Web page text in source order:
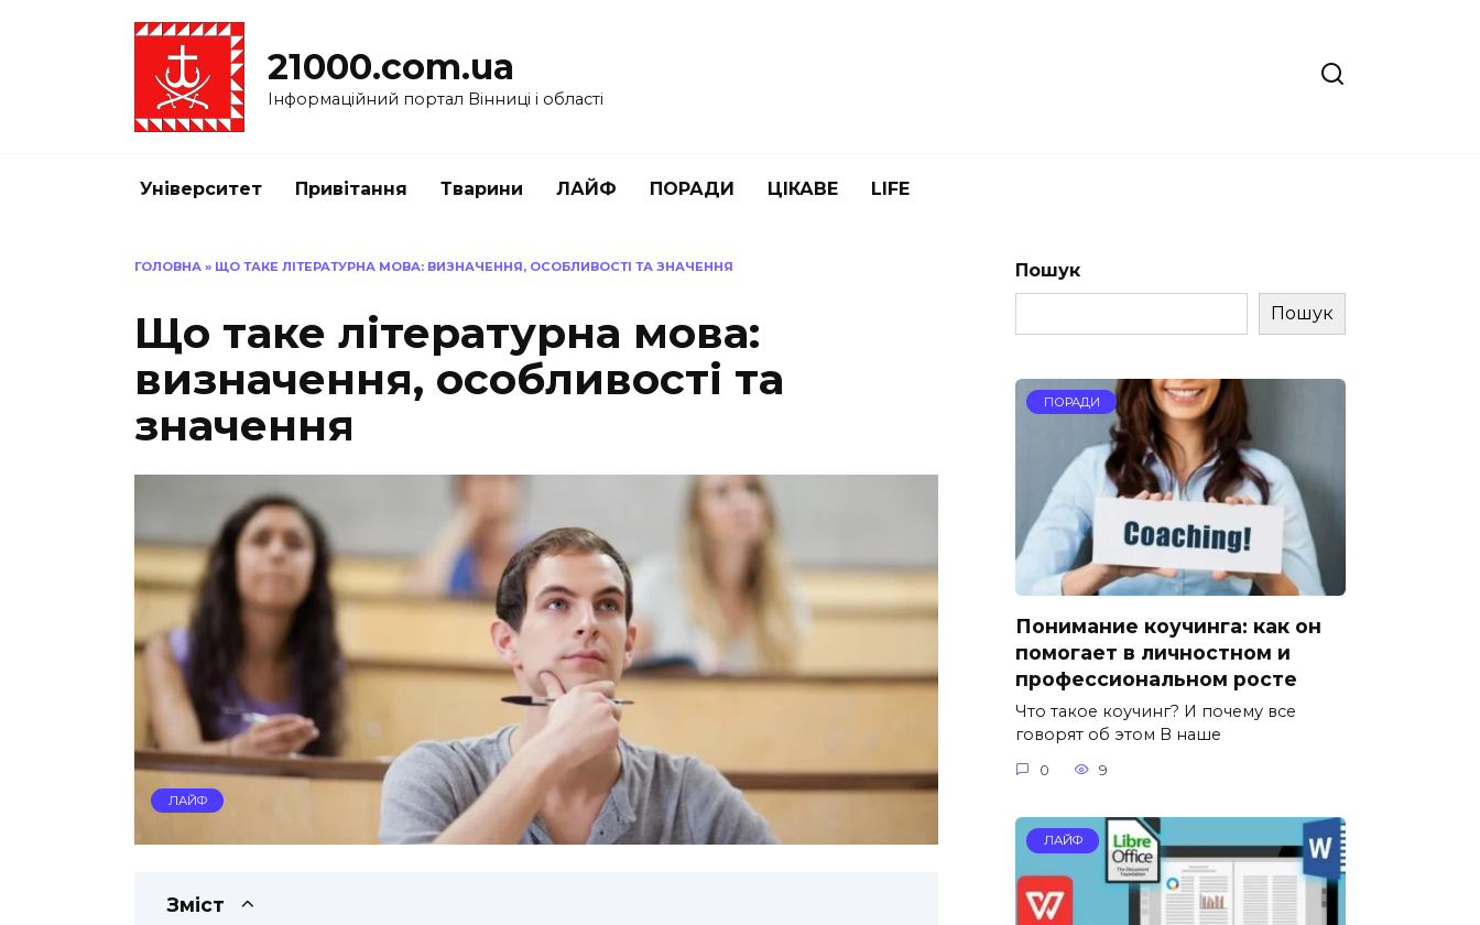
21000.com.ua
Інформаційний портал Вінниці і області
Університет Привітання Тварини ЛАЙФ ПОРАДИ ЦІКАВЕ LIFE
ГОЛОВНА » ЩО ТАКЕ ЛІТЕРАТУРНА МОВА: ВИЗНАЧЕННЯ, ОСОБЛИВОСТІ ТА ЗНАЧЕННЯ
Що таке літературна мова:
визначення, особливості та
значення
ЛАЙФ
Зміст
Пошук
Пошук
ПОРАДИ
Понимание коучинга: как он
помогает в личностном и
профессиональном росте
Что такое коучинг? И почему все
говорят об этом В наше
0 9
ЛАЙФ